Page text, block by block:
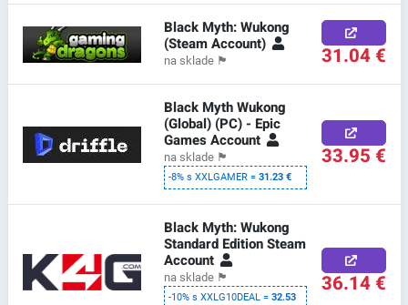
Black Myth: Wukong
(Steam Account)
na sklade 🏴 31.04 €
Black Myth Wukong
(Global) (PC) - Epic
Games Account
na sklade 🏴
-8% s XXLGAMER =31.23 €
33.95 €
Black Myth: Wukong
Standard Edition Steam
Account
na sklade 🏴
-10% s XXLG10DEAL =32.53
36.14 €